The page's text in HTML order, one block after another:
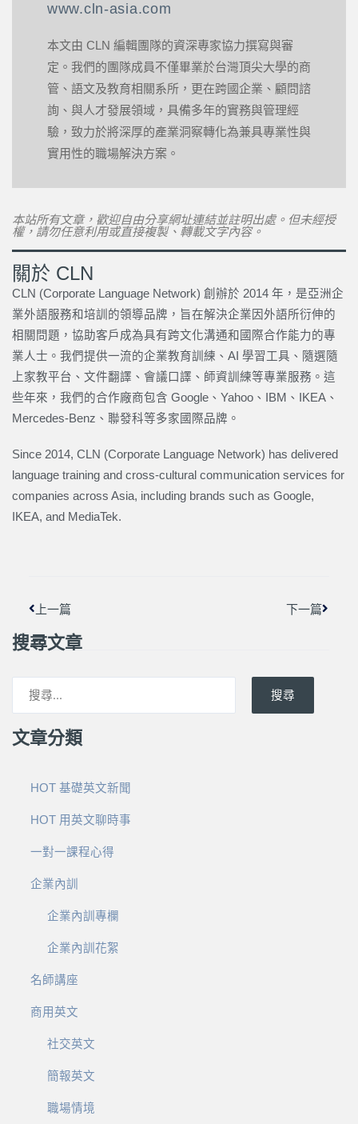
www.cln-asia.com
本文由 CLN 編輯團隊的資深專家協力撰寫與審
定。我們的團隊成員不僅畢業於台灣頂尖大學的商
管、語文及教育相關系所，更在跨國企業、顧問諮
詢、與人才發展領域，具備多年的實務與管理經
驗，致力於將深厚的產業洞察轉化為兼具專業性與
實用性的職場解決方案。
本站所有文章，歡迎自由分享網址連結並註明出處。但未經授
權，請勿任意利用或直接複製、轉載文字內容。
關於 CLN
CLN (Corporate Language Network) 創辦於 2014 年，是亞洲企
業外語服務和培訓的領導品牌，旨在解決企業因外語所衍伸的
相關問題，協助客戶成為具有跨文化溝通和國際合作能力的專
業人士。我們提供一流的企業教育訓練、AI 學習工具、隨選隨
上家教平台、文件翻譯、會議口譯、師資訓練等專業服務。這
些年來，我們的合作廠商包含 Google、Yahoo、IBM、IKEA、
Mercedes-Benz、聯發科等多家國際品牌。
Since 2014, CLN (Corporate Language Network) has delivered
language training and cross-cultural communication services for
companies across Asia, including brands such as Google,
IKEA, and MediaTek.
上一篇 下一篇
搜尋文章
搜尋
文章分類
HOT 基礎英文新聞
HOT 用英文聊時事
一對一課程心得
企業內訓
企業內訓專欄
企業內訓花絮
名師講座
商用英文
社交英文
簡報英文
職場情境